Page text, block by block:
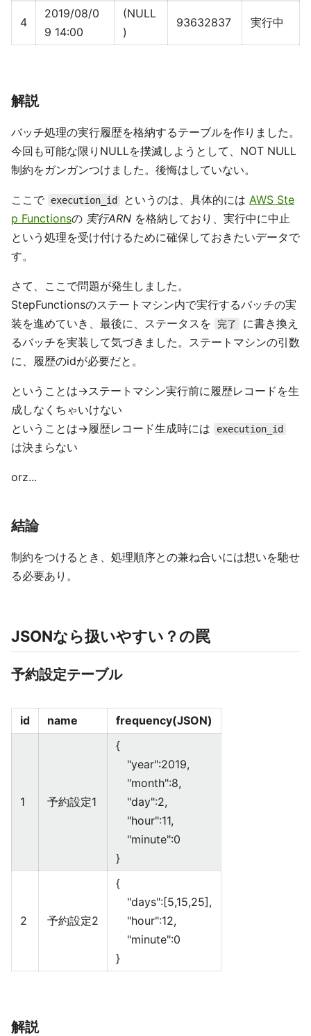
4
2019/08/0
9 14:00
(NULL
)
93632837 実行中
解説
バッチ処理の実行履歴を格納するテーブルを作りました。
今回も可能な限りNULLを撲滅しようとして、NOT NULL
制約をガンガンつけました。後悔はしていない。
ここで execution_id というのは、具体的には AWS Ste
p Functionsの 実行ARN を格納しており、実行中に中止
という処理を受け付けるために確保しておきたいデータで
す。
さて、ここで問題が発生しました。
StepFunctionsのステートマシン内で実行するバッチの実
装を進めていき、最後に、ステータスを
完了
に書き換え
るバッチを実装して気づきました。ステートマシンの引数
に、履歴のidが必要だと。
ということは→ステートマシン実行前に履歴レコードを生
成しなくちゃいけない
ということは→履歴レコード生成時には
execution_id
は決まらない
orz...
結論
制約をつけるとき、処理順序との兼ね合いには想いを馳せ
る必要あり。
JSONなら扱いやすい？の罠
予約設定テーブル
id name frequency(JSON)
1 予約設定1
{
"year":2019,
"month":8,
"day":2,
"hour":11,
"minute":0
}
2 予約設定2
{
"days":[5,15,25],
"hour":12,
"minute":0
}
解説